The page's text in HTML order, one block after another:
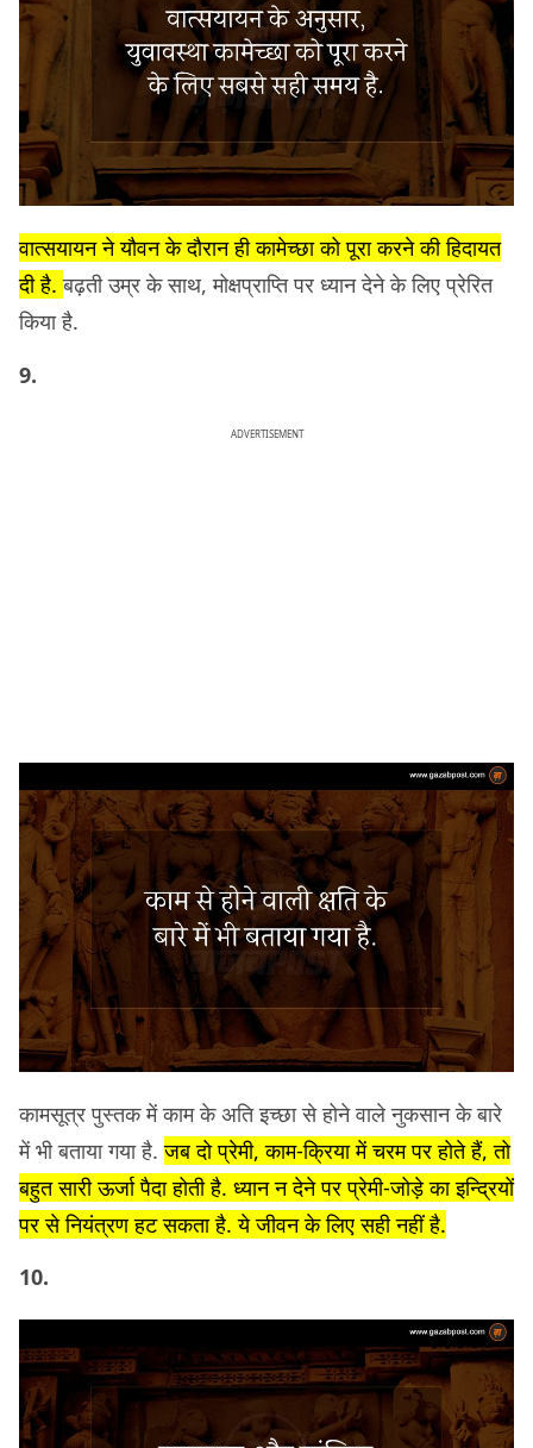
वात्सयायन ने यौवन के दौरान ही कामेच्छा को पूरा करने की हिदायत
दी है.बढ़ती उम्र के साथ, मोक्षप्राप्ति पर ध्यान देने के लिए प्रेरित
किया है.
9.
ADVERTISEMENT
कामसूत्र पुस्तक में काम के अति इच्छा से होने वाले नुकसान के बारे
में भी बताया गया है.जब दो प्रेमी, काम-क्रिया में चरम पर होते हैं, तो
बहुत सारी ऊर्जा पैदा होती है. ध्यान न देने पर प्रेमी-जोड़े का इन्द्रियों
पर से नियंत्रण हट सकता है. ये जीवन के लिए सही नहीं है.
10.